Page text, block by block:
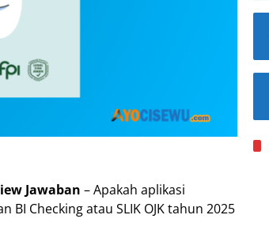
Jawaban – Apakah aplikasi
Checking atau SLIK OJK tahun 2025